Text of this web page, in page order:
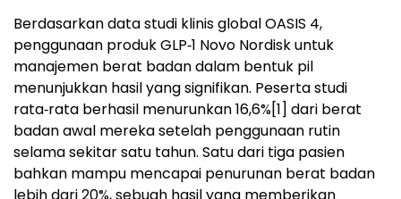
Berdasarkan data studi klinis global OASIS 4,
penggunaan produk GLP‑1 Novo Nordisk untuk
manajemen berat badan dalam bentuk pil
menunjukkan hasil yang signifikan. Peserta studi
rata‑rata berhasil menurunkan 16,6%[1] dari berat
badan awal mereka setelah penggunaan rutin
selama sekitar satu tahun. Satu dari tiga pasien
bahkan mampu mencapai penurunan berat badan